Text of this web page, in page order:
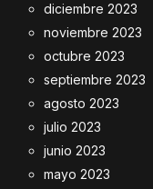
diciembre 2023
noviembre 2023
octubre 2023
septiembre 2023
agosto 2023
julio 2023
junio 2023
mayo 2023